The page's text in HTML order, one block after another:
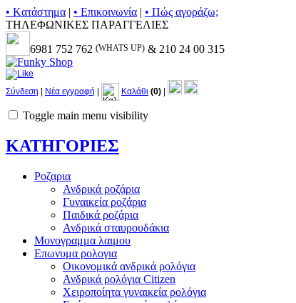
• Kατάστημα | • Επικοινωνία | • Πώς αγοράζω;
ΤΗΛΕΦΩΝΙΚΕΣ ΠΑΡΑΓΓΕΛΙΕΣ
6981 752 762 (WHATS UP) & 210 24 00 315
Σύνδεση Νέα εγγραφή Καλάθι (0)
Toggle main menu visibility
ΚΑΤΗΓΟΡΙΕΣ
Ροζαρια
Ανδρικά ροζάρια
Γυναικεία ροζάρια
Παιδικά ροζάρια
Ανδρικά σταυρουδάκια
Μονογραμμα λαιμου
Επωνυμα ρολογια
Οικονομικά ανδρικά ρολόγια
Ανδρικά ρολόγια Citizen
Χειροποίητα γυναικεία ρολόγια